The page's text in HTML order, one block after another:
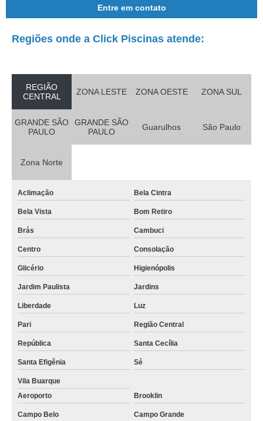
Entre em contato
Regiões onde a Click Piscinas atende:
REGIÃO
CENTRAL
ZONA LESTE ZONA OESTE ZONA SUL
GRANDE SÃO
PAULO
GRANDE SÃO
PAULO
Guarulhos São Paulo
Zona Norte
Aclimação Bela Cintra
Bela Vista Bom Retiro
Brás Cambuci
Centro Consolação
Glicério Higienópolis
Jardim Paulista Jardins
Liberdade Luz
Pari Região Central
República Santa Cecília
Santa Efigênia Sé
Vila Buarque
Aeroporto
Brooklin
Campo Belo Campo Grande